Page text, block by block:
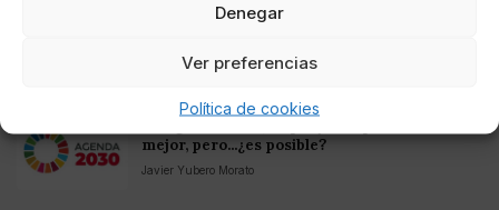
Denegar
Ver preferencias
Política de cookies
Te puede interesar
mejor, pero...¿es posible?
Javier Yubero Morato